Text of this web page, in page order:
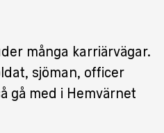
många karriärvägar.
sjöman, officer
gå med i Hemvärnet